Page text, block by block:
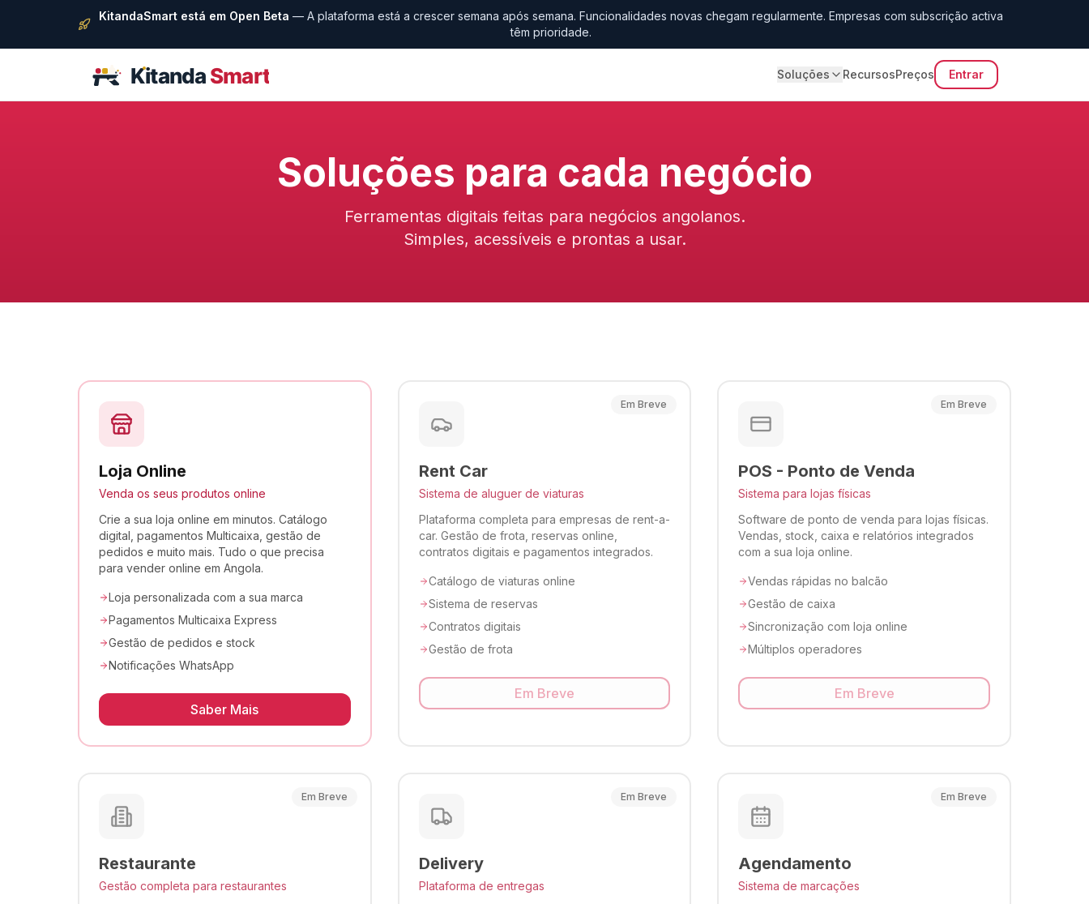
KitandaSmart está em Open Beta — A plataforma está a crescer semana após semana. Funcionalidades novas chegam regularmente. Empresas com subscrição activa
têm prioridade.
Soluções RecursosPreços Entrar
Soluções para cada negócio
Ferramentas digitais feitas para negócios angolanos.
Simples, acessíveis e prontas a usar.
Loja Online
Venda os seus produtos online
Crie a sua loja online em minutos. Catálogo
digital, pagamentos Multicaixa, gestão de
pedidos e muito mais. Tudo o que precisa
para vender online em Angola.
Loja personalizada com a sua marca
Pagamentos Multicaixa Express
Gestão de pedidos e stock
Notificações WhatsApp
Saber Mais
Em Breve
Rent Car
Sistema de aluguer de viaturas
Plataforma completa para empresas de rent-a-
car. Gestão de frota, reservas online,
contratos digitais e pagamentos integrados.
Catálogo de viaturas online
Sistema de reservas
Contratos digitais
Gestão de frota
Em Breve
Em Breve
POS - Ponto de Venda
Sistema para lojas físicas
Software de ponto de venda para lojas físicas.
Vendas, stock, caixa e relatórios integrados
com a sua loja online.
Vendas rápidas no balcão
Gestão de caixa
Sincronização com loja online
Múltiplos operadores
Em Breve
Em Breve
Restaurante
Gestão completa para restaurantes
Em Breve
Delivery
Plataforma de entregas
Em Breve
Agendamento
Sistema de marcações